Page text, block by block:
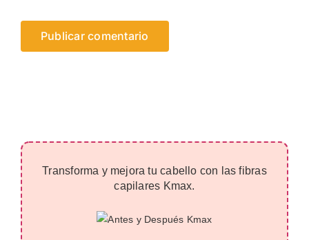
Transforma y mejora tu cabello con las fibras
capilares Kmax.